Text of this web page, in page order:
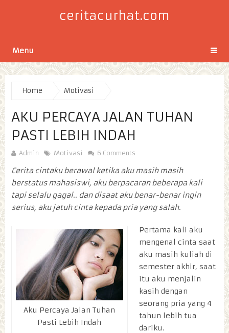
ceritacurhat.com
Menu
Home Motivasi
AKU PERCAYA JALAN TUHAN
PASTI LEBIH INDAH
Admin Motivasi 6 Comments
Cerita cintaku berawal ketika aku masih masih
berstatus mahasiswi, aku berpacaran beberapa kali
tapi selalu gagal.. dan disaat aku benar-benar ingin
serius, aku jatuh cinta kepada pria yang salah.
Aku Percaya Jalan Tuhan
Pasti Lebih Indah
Pertama kali aku
mengenal cinta saat
aku masih kuliah di
semester akhir, saat
itu aku menjalin
kasih dengan
seorang pria yang 4
tahun lebih tua
dariku.